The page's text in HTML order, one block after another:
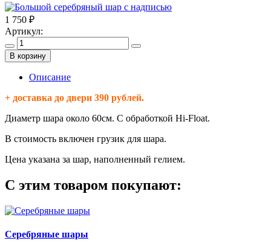
1 750 ₽
Артикул:
В корзину
Описание
+ доставка до двери 390 рублей.
Диаметр шара около 60см. С обработкой Hi-Float.
В стоимость включен грузик для шара.
Цена указана за шар, наполненный гелием.
С этим товаром покупают:
Серебряные шары